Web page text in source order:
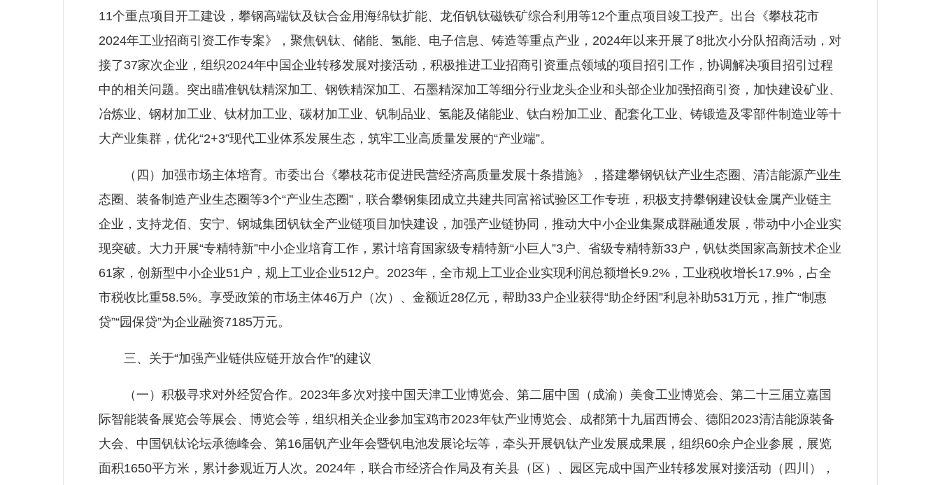
11个重点项目开工建设，攀钢高端钛及钛合金用海绵钛扩能、龙佰钒钛磁铁矿综合利用等12个重点项目竣工投产。出台《攀枝花市
2024年工业招商引资工作专案》，聚焦钒钛、储能、氢能、电子信息、铸造等重点产业，2024年以来开展了8批次小分队招商活动，对
接了37家次企业，组织2024年中国企业转移发展对接活动，积极推进工业招商引资重点领域的项目招引工作，协调解决项目招引过程
中的相关问题。突出瞄准钒钛精深加工、钢铁精深加工、石墨精深加工等细分行业龙头企业和头部企业加强招商引资，加快建设矿业、
冶炼业、钢材加工业、钛材加工业、碳材加工业、钒制品业、氢能及储能业、钛白粉加工业、配套化工业、铸锻造及零部件制造业等十
大产业集群，优化“2+3”现代工业体系发展生态，筑牢工业高质量发展的“产业端”。
（四）加强市场主体培育。市委出台《攀枝花市促进民营经济高质量发展十条措施》，搭建攀钢钒钛产业生态圈、清洁能源产业生
态圈、装备制造产业生态圈等3个“产业生态圈”，联合攀钢集团成立共建共同富裕试验区工作专班，积极支持攀钢建设钛金属产业链主
企业，支持龙佰、安宁、钢城集团钒钛全产业链项目加快建设，加强产业链协同，推动大中小企业集聚成群融通发展，带动中小企业实
现突破。大力开展“专精特新”中小企业培育工作，累计培育国家级专精特新“小巨人”3户、省级专精特新33户，钒钛类国家高新技术企业
61家，创新型中小企业51户，规上工业企业512户。2023年，全市规上工业企业实现利润总额增长9.2%，工业税收增长17.9%，占全
市税收比重58.5%。享受政策的市场主体46万户（次）、金额近28亿元，帮助33户企业获得“助企纾困”利息补助531万元，推广“制惠
贷”“园保贷”为企业融资7185万元。
三、关于“加强产业链供应链开放合作”的建议
（一）积极寻求对外经贸合作。2023年多次对接中国天津工业博览会、第二届中国（成渝）美食工业博览会、第二十三届立嘉国
际智能装备展览会等展会、博览会等，组织相关企业参加宝鸡市2023年钛产业博览会、成都第十九届西博会、德阳2023清洁能源装备
大会、中国钒钛论坛承德峰会、第16届钒产业年会暨钒电池发展论坛等，牵头开展钒钛产业发展成果展，组织60余户企业参展，展览
面积1650平方米，累计参观近万人次。2024年，联合市经济合作局及有关县（区）、园区完成中国产业转移发展对接活动（四川），